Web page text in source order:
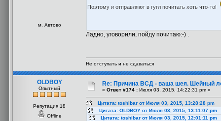
м. Автово
Поэтому и отправляют в гугл почитать хоть что-то!
Ладно, уговорили, пойду почитаю:-) .
Не отступать и не сдаваться
OLDBOY
Опытный
Репутация 18
Offline
Re: Причина ВСД - ваша шея. Шейный
« Ответ #174 : Июля 03, 2015, 14:22:31 pm »
Цитата: toshibar от Июля 03, 2015, 13:28:28 pm
Цитата: OLDBOY от Июля 03, 2015, 13:11:07 pm
Цитата: toshibar от Июля 03, 2015, 12:01:11 pm